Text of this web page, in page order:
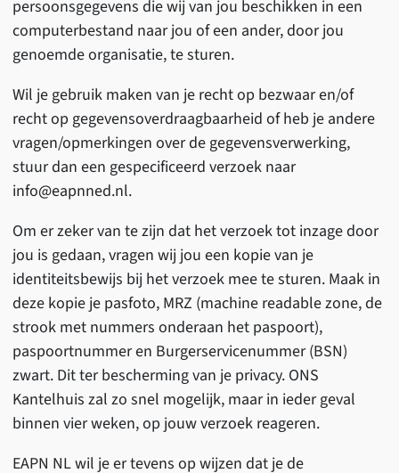
persoonsgegevens die wij van jou beschikken in een
computerbestand naar jou of een ander, door jou
genoemde organisatie, te sturen.
Wil je gebruik maken van je recht op bezwaar en/of
recht op gegevensoverdraagbaarheid of heb je andere
vragen/opmerkingen over de gegevensverwerking,
stuur dan een gespecificeerd verzoek naar
info@eapnned.nl.
Om er zeker van te zijn dat het verzoek tot inzage door
jou is gedaan, vragen wij jou een kopie van je
identiteitsbewijs bij het verzoek mee te sturen. Maak in
deze kopie je pasfoto, MRZ (machine readable zone, de
strook met nummers onderaan het paspoort),
paspoortnummer en Burgerservicenummer (BSN)
zwart. Dit ter bescherming van je privacy. ONS
Kantelhuis zal zo snel mogelijk, maar in ieder geval
binnen vier weken, op jouw verzoek reageren.
EAPN NL wil je er tevens op wijzen dat je de